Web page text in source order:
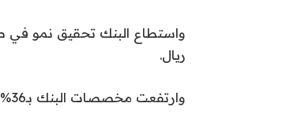
ريال.
وارتفعت مخصصات البنك بـ36% خلال الربع الثاني إلى 325 مليون ريال.